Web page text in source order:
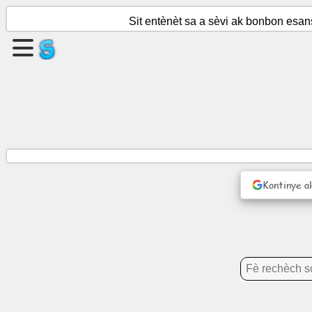
Kreye
Sit entènèt sa a sèvi ak bonbon
Kontinye